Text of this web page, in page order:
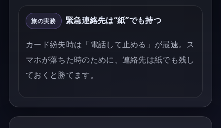
旅の実務 緊急連絡先は“紙”でも持つ
カード紛失時は「電話して止める」が最速。ス
マホが落ちた時のために、連絡先は紙でも残し
ておくと勝てます。